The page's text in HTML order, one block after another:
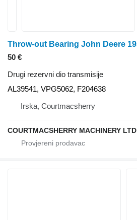
50 €
Drugi rezervni dio transmisije
AL39541, VPG5062, F204638
Irska, Courtmacsherry
COURTMACSHERRY MACHINERY LTD